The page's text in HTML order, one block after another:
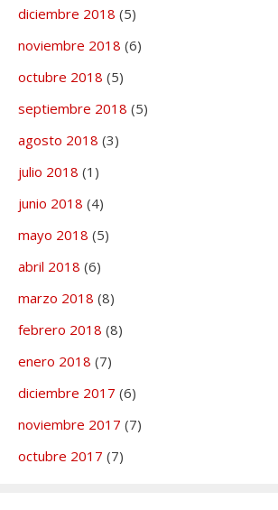
diciembre 2018 (5)
noviembre 2018 (6)
octubre 2018 (5)
septiembre 2018 (5)
agosto 2018 (3)
julio 2018 (1)
junio 2018 (4)
mayo 2018 (5)
abril 2018 (6)
marzo 2018 (8)
febrero 2018 (8)
enero 2018 (7)
diciembre 2017 (6)
noviembre 2017 (7)
octubre 2017 (7)